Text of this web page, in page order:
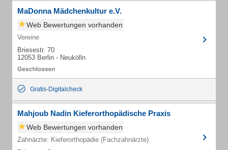
MaDonna Mädchenkultur e.V.
Web Bewertungen vorhanden
Vereine
Briesestr. 70
12053 Berlin - Neukölln
Gratis-Digitalcheck
Mahjoub Nadin Kieferorthopädische Praxis
Web Bewertungen vorhanden
Zahnärzte: Kieferorthopädie (Fachzahnärzte)